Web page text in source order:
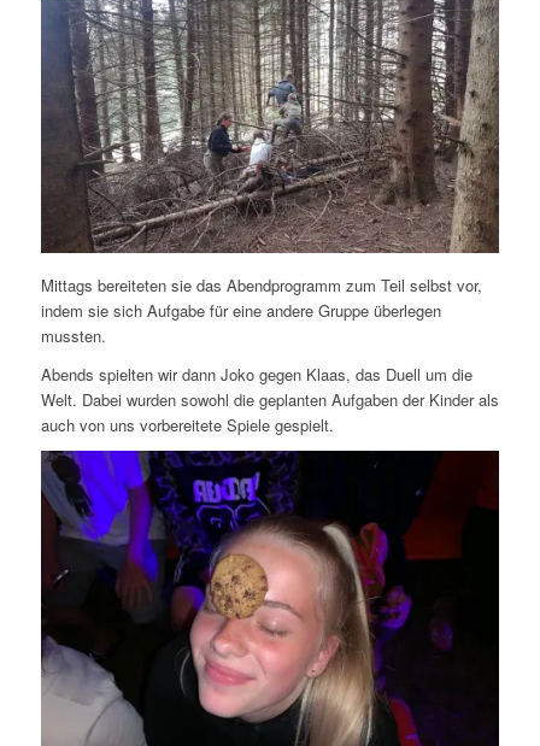
Mittags bereiteten sie das Abendprogramm zum Teil selbst vor,
indem sie sich Aufgabe für eine andere Gruppe überlegen
mussten.
Abends spielten wir dann Joko gegen Klaas, das Duell um die
Welt. Dabei wurden sowohl die geplanten Aufgaben der Kinder als
auch von uns vorbereitete Spiele gespielt.